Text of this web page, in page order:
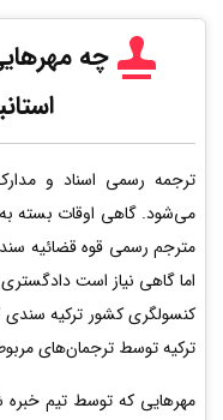
چه
ترجمه رسمی اسناد و
می‌شود. گاهی اوقات بسته
مترجم رسمی قوه قضائیه سند
اما گاهی نیاز است
کنسولگری کشور ترکیه سندی
ترکیه توسط ترجمان‌های
مهرهایی که توسط تیم خبره